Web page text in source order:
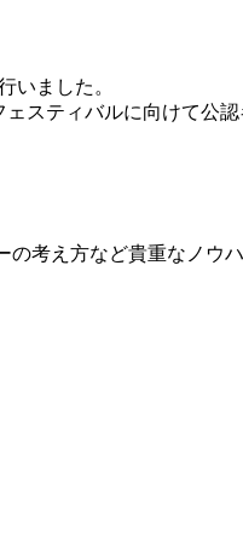
い ました。
ェスティバルに向けて公認
の考え方など貴重なノウ